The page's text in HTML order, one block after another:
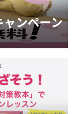
ンペーン